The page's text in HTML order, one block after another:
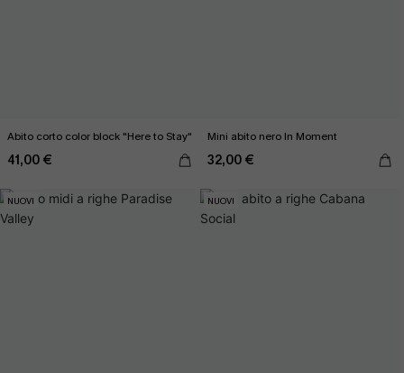
Abito corto color block "Here to Stay"
41,00 €
Mini abito nero In Moment
32,00 €
NUOVI NUOVI